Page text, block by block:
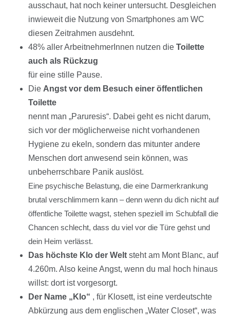
ausschaut, hat noch keiner untersucht. Desgleichen
inwieweit die Nutzung von Smartphones am WC
diesen Zeitrahmen ausdehnt.
48% aller ArbeitnehmerInnen nutzen die Toilette
auch als Rückzug
für eine stille Pause.
Die Angst vor dem Besuch einer öffentlichen
Toilette
nennt man „Paruresis“. Dabei geht es nicht darum,
sich vor der möglicherweise nicht vorhandenen
Hygiene zu ekeln, sondern das mitunter andere
Menschen dort anwesend sein können, was
unbeherrschbare Panik auslöst.
Eine psychische Belastung, die eine Darmerkrankung
brutal verschlimmern kann – denn wenn du dich nicht auf
öffentliche Toilette wagst, stehen speziell im Schubfall die
Chancen schlecht, dass du viel vor die Türe gehst und
dein Heim verlässt.
Das höchste Klo der Welt steht am Mont Blanc, auf
4.260m. Also keine Angst, wenn du mal hoch hinaus
willst: dort ist vorgesorgt.
Der Name „Klo“ , für Klosett, ist eine verdeutschte
Abkürzung aus dem englischen „Water Closet“, was